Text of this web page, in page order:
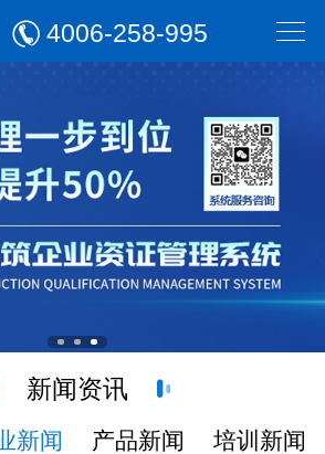
4006-258-995
新闻资讯
新闻 产品新闻 培训新闻